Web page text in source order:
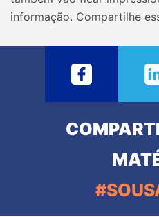
informação. Compartilhe